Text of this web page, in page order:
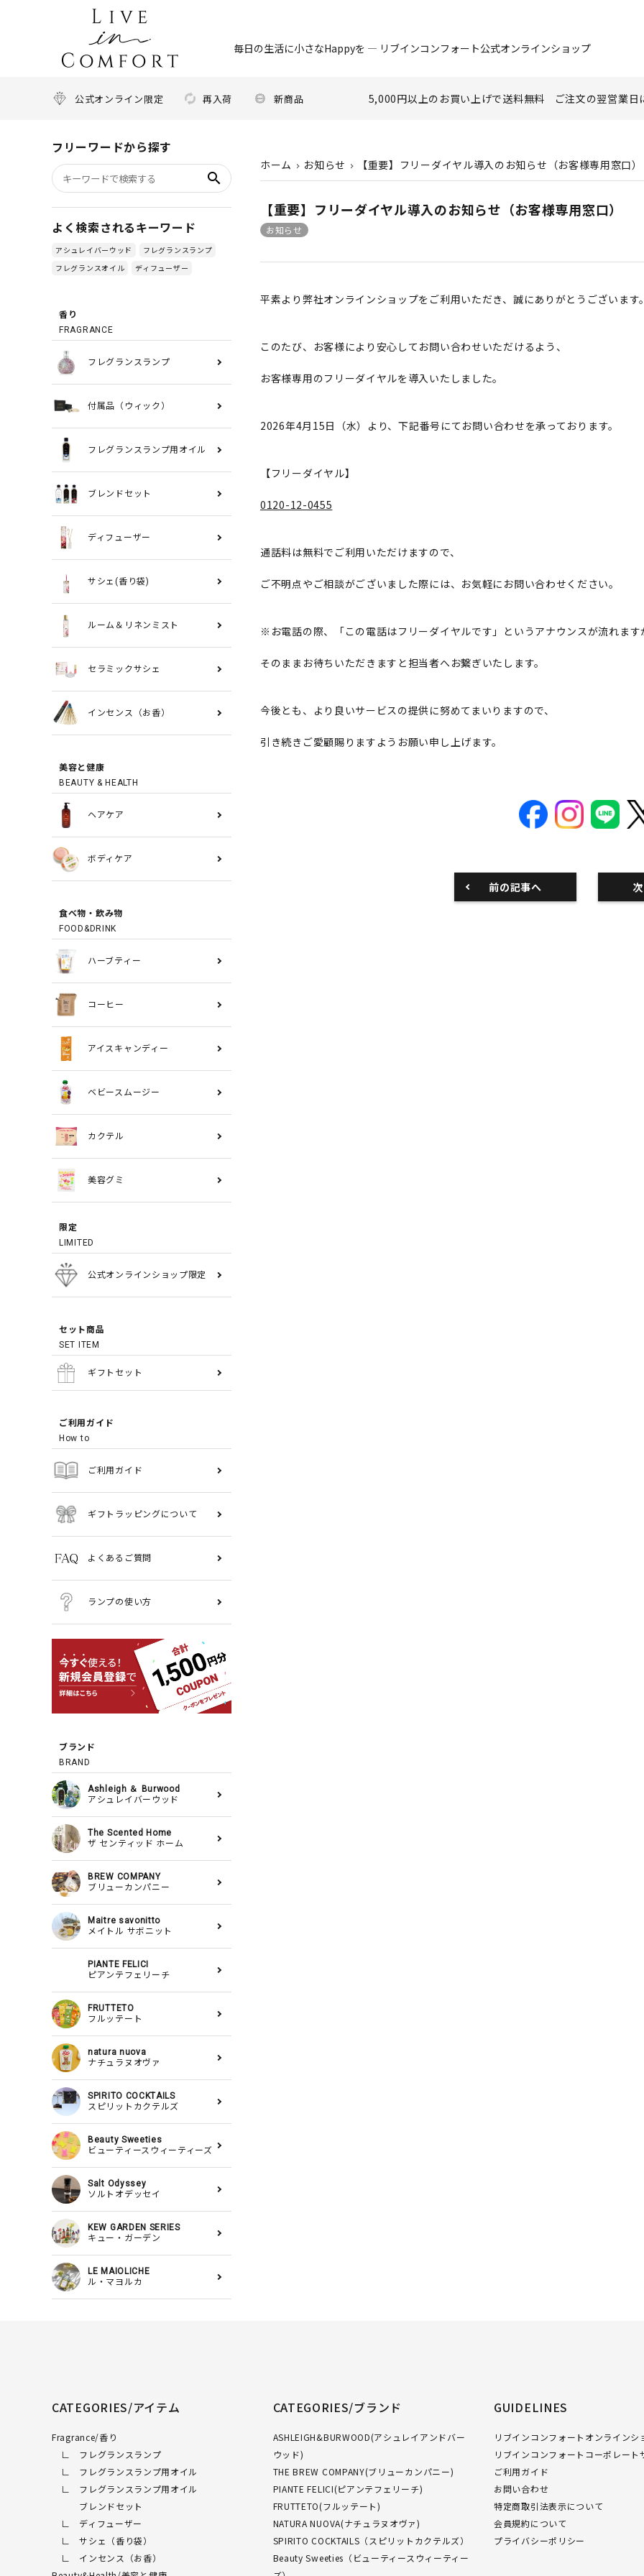
毎日の生活に小さなHappyを ― リブインコンフォート公式オンラインショップ
公式オンライン限定 再入荷 新商品 5,000円以上のお買い上げで送料無料 ご注文の翌営業
ホーム お知らせ 【重要】フリーダイヤル導入のお知らせ（お客様専用窓口）
【重要】フリーダイヤル導入のお知らせ（お客様専用窓口）
お知らせ
平素より弊社オンラインショップをご利用いただき、誠にありがとうございます
このたび、お客様により安心してお問い合わせいただけるよう、
お客様専用のフリーダイヤルを導入いたしました。
2026年4月15日（水）より、下記番号にてお問い合わせを承っております。
【フリーダイヤル】
0120-12-0455
通話料は無料でご利用いただけますので、
ご不明点やご相談がございました際には、お気軽にお問い合わせください。
※お電話の際、「この電話はフリーダイヤルです」というアナウンスが流れます
そのままお待ちいただきますと担当者へお繋ぎいたします。
今後とも、より良いサービスの提供に努めてまいりますので、
引き続きご愛顧賜りますようお願い申し上げます。
前の記事へ
フリーワードから探す
search
よく検索されるキーワード
アシュレイバーウッド
フレグランスランプ
フレグランスオイル
ディフューザー
香り
FRAGRANCE
フレグランスランプ
付属品（ウィック）
フレグランスランプ用オイル
ブレンドセット
ディフューザー
サシェ(香り袋)
ルーム＆リネンミスト
セラミックサシェ
インセンス（お香）
美容と健康
BEAUTY & HEALTH
ヘアケア
ボディケア
食べ物・飲み物
FOOD&DRINK
ハーブティー
コーヒー
アイスキャンディー
ベビースムージー
カクテル
美容グミ
限定
LIMITED
公式オンラインショップ限定
セット商品
SET ITEM
ギフトセット
ご利用ガイド
How to
ご利用ガイド
ギフトラッピングについて
よくあるご質問
ランプの使い方
ブランド
BRAND
Ashleigh ＆ Burwood
アシュレイバーウッド
The Scented Home
ザ センティッド ホーム
BREW COMPANY
ブリューカンパニー
Maitre savonitto
メイトル サボニット
PIANTE FELICI
ピアンテフェリーチ
FRUTTETO
フルッテート
natura nuova
ナチュラヌオヴァ
SPIRITO COCKTAILS
スピリットカクテルズ
Beauty Sweeties
ビューティースウィーティーズ
Salt Odyssey
ソルトオデッセイ
KEW GARDEN SERIES
キュー・ガーデン
LE MAIOLICHE
ル・マヨルカ
CATEGORIES/アイテム
Fragrance/香り
∟ フレグランスランプ
∟ フレグランスランプ用オイル
∟ フレグランスランプ用オイル
ブレンドセット
∟ ディフューザー
∟ サシェ（香り袋）
∟ インセンス（お香）
CATEGORIES/ブランド
ASHLEIGH&BURWOOD(アシュレイアンドバー
ウッド)
THE BREW COMPANY(ブリューカンパニー)
PIANTE FELICI(ピアンテフェリーチ)
FRUTTETO(フルッテート)
NATURA NUOVA(ナチュラヌオヴァ)
SPIRITO COCKTAILS（スピリットカクテルズ）
Beauty Sweeties（ビューティースウィーティー
GUIDELINES
リブインコンフォートオンラインシ
リブインコンフォートコーポレート
ご利用ガイド
お問い合わせ
特定商取引法表示について
会員規約について
プライバシーポリシー